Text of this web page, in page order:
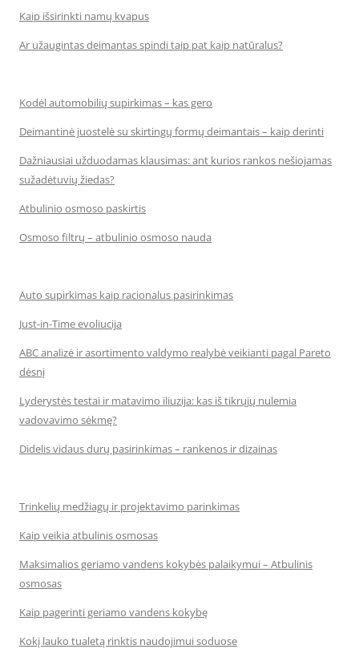
Kaip išsirinkti namų kvapus
Ar užaugintas deimantas spindi taip pat kaip natūralus?
Kodėl automobilių supirkimas – kas gero
Deimantinė juostelė su skirtingų formų deimantais – kaip derinti
Dažniausiai užduodamas klausimas: ant kurios rankos nešiojamas
sužadėtuvių žiedas?
Atbulinio osmoso paskirtis
Osmoso filtrų – atbulinio osmoso nauda
Auto supirkimas kaip racionalus pasirinkimas
Just-in-Time evoliucija
ABC analizė ir asortimento valdymo realybė veikianti pagal Pareto
dėsnį
Lyderystės testai ir matavimo iliuzija: kas iš tikrųjų nulemia
vadovavimo sėkmę?
Didelis vidaus durų pasirinkimas – rankenos ir dizainas
Trinkelių medžiagų ir projektavimo parinkimas
Kaip veikia atbulinis osmosas
Maksimalios geriamo vandens kokybės palaikymui – Atbulinis
osmosas
Kaip pagerinti geriamo vandens kokybę
Kokį lauko tualetą rinktis naudojimui soduose